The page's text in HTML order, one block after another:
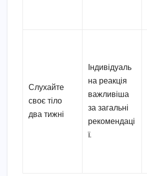
Слухайте
своє тіло
два тижні
Індивідуаль
на реакція
важливіша
за загальні
рекомендаці
ї.